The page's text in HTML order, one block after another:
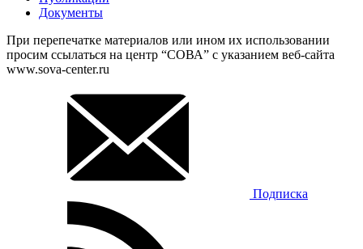
Документы
При перепечатке материалов или ином их использовании
просим ссылаться на центр “СОВА” с указанием веб-сайта
www.sova-center.ru
Подписка